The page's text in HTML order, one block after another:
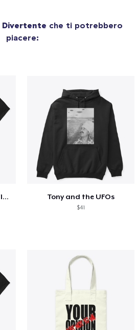
Divertente che ti potrebbero
piacere:
Current Mood: EXISTENTIAL CRISIS Tony and the UFOs
$41